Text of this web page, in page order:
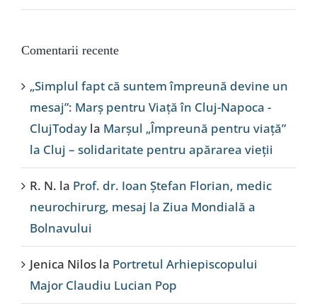
Comentarii recente
„Simplul fapt că suntem împreună devine un
mesaj”: Marș pentru Viață în Cluj-Napoca -
ClujToday la Marșul „Împreună pentru viață”
la Cluj – solidaritate pentru apărarea vieții
R. N. la Prof. dr. Ioan Ștefan Florian, medic
neurochirurg, mesaj la Ziua Mondială a
Bolnavului
Jenica Nilos la Portretul Arhiepiscopului
Major Claudiu Lucian Pop